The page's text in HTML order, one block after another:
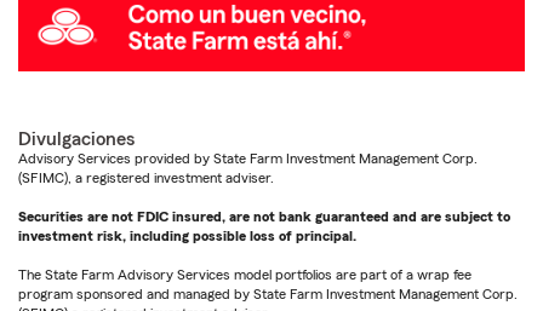
Divulgaciones
Advisory Services provided by State Farm Investment Management Corp.
(SFIMC), a registered investment adviser.
Securities are not FDIC insured, are not bank guaranteed and are subject to
investment risk, including possible loss of principal.
The State Farm Advisory Services model portfolios are part of a wrap fee
program sponsored and managed by State Farm Investment Management Corp.